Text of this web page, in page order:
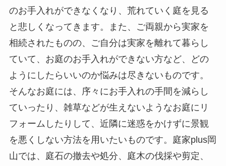
のお手入れができなくなり、荒れていく庭を見る
と悲しくなってきます。また、ご両親から実家を
相続されたものの、ご自分は実家を離れて暮らし
ていて、お庭のお手入れができない方など、どの
ようにしたらいいのか悩みは尽きないものです。
そんなお庭には、序々にお手入れの手間を減らし
ていったり、雑草などが生えないようなお庭にリ
フォームしたりして、近隣に迷惑をかけずに景観
を悪くしない方法を用いたいものです。庭家plus岡
山では、庭石の撤去や処分、庭木の伐採や剪定、